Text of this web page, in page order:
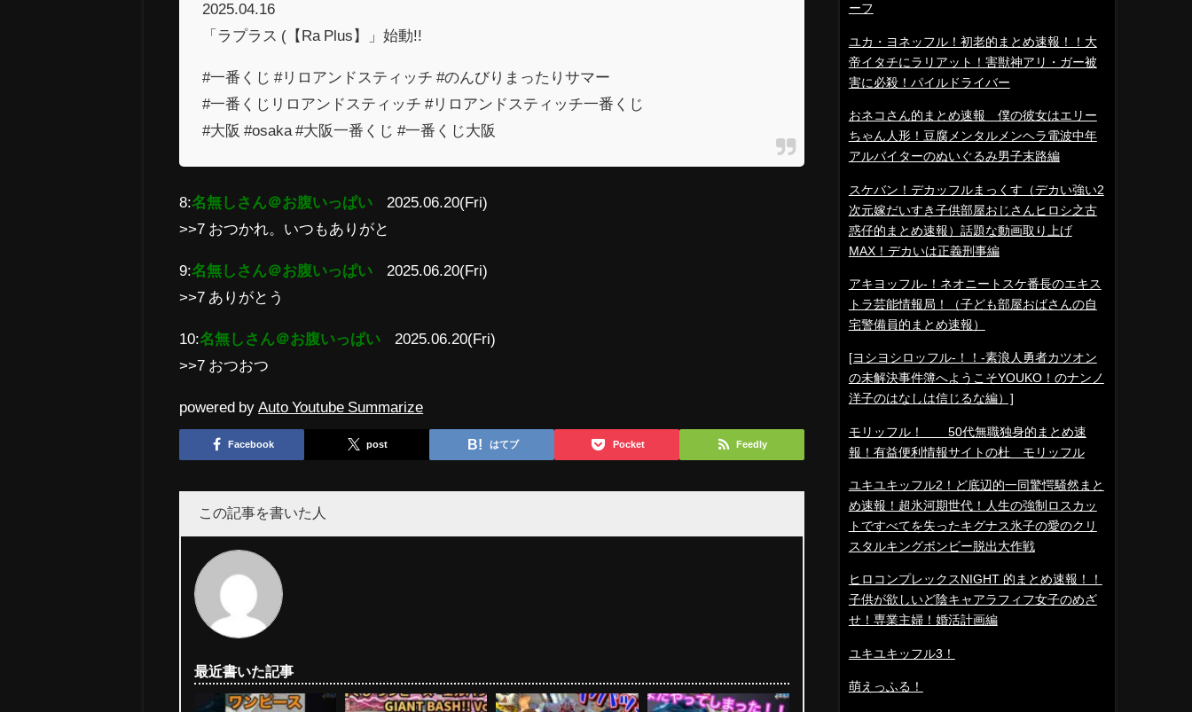
2025.04.16
「ラプラス (【Ra Plus】」始動!!
#一番くじ #リロアンドスティッチ #のんびりまったりサマー
#一番くじリロアンドスティッチ #リロアンドスティッチ一番くじ
#大阪 #osaka #大阪一番くじ #一番くじ大阪
8:名無しさん＠お腹いっぱい
2025.06.20(Fri)
>>7 おつかれ。いつもありがと
9:名無しさん＠お腹いっぱい
2025.06.20(Fri)
>>7 ありがとう
10:名無しさん＠お腹いっぱい
2025.06.20(Fri)
>>7 おつおつ
powered by Auto Youtube Summarize
Facebook post はてブ Pocket Feedly
この記事を書いた人
最近書いた記事
ーフ
ユカ・ヨネッフル！初老的まとめ速報！！大
帝イタチにラリアット！害獣神アリ・ガー被
害に必殺！パイルドライバー
おネコさん的まとめ速報 僕の彼女はエリー
ちゃん人形！豆腐メンタルメンヘラ電波中年
アルバイターのぬいぐるみ男子末路編
スケバン！デカッフルまっくす（デカい強い2
次元嫁だいすき子供部屋おじさんヒロシ之古
惑仔的まとめ速報）話題な動画取り上げ
MAX！デカいは正義刑事編
アキヨッフル-！ネオニートスケ番長のエキス
トラ芸能情報局！（子ども部屋おばさんの自
宅警備員的まとめ速報）
[ヨシヨシロッフル-！！-素浪人勇者カツオン
の未解決事件簿へようこそYOUKO！のナンノ
洋子のはなしは信じるな編）]
モリッフル！ 50代無職独身的まとめ速
報！有益便利情報サイトの杜 モリッフル
ユキユキッフル2！ど底辺的一同驚愕騒然まと
め速報！超氷河期世代！人生の強制ロスカッ
トですべてを失ったキグナス氷子の愛のクリ
スタルキングボンビー脱出大作戦
ヒロコンプレックスNIGHT 的まとめ速報！！
子供が欲しいど陰キャアラフィフ女子のめざ
せ！専業主婦！婚活計画編
ユキユキッフル3！
萌えっふる！